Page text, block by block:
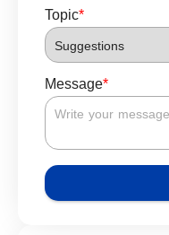
Topic*
Message*